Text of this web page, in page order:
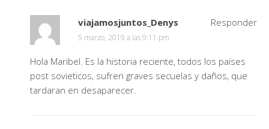
viajamosjuntos_Denys
5 marzo, 2019 a las 9:11 pm
Hola Maribel. Es la historia reciente, todos los países
post sovieticos, sufren graves secuelas y daños, que
tardaran en desaparecer.
Responder